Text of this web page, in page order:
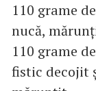
110 grame de
nucă,
110 grame de
fistic decojit